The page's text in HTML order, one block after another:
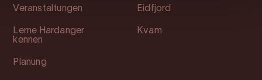
Veranstaltungen
Lerne Hardanger
kennen
Planung
Eidfjord
Kvam